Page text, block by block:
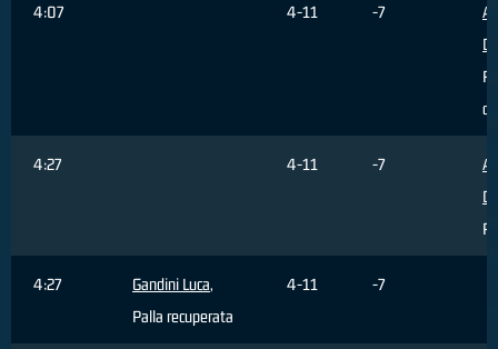
4:07 4-11 -7
4:27 4-11 -7
4:27 Gandini Luca,
Palla recuperata
4-11 -7